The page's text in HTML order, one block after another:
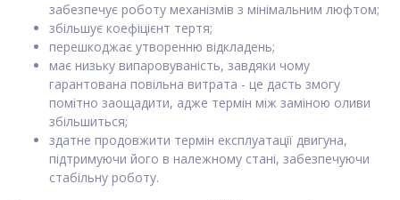
забезпечує роботу механізмів з мінімальним люфтом;
збільшує коефіцієнт тертя;
перешкоджає утворенню відкладень;
має низьку випаровуваність, завдяки чому
гарантована повільна витрата - це дасть змогу
помітно заощадити, адже термін між заміною оливи
збільшиться;
здатне продовжити термін експлуатації двигуна,
підтримуючи його в належному стані, забезпечуючи
стабільну роботу.